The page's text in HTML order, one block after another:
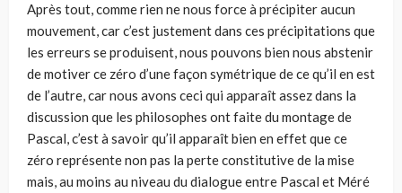
Après tout, comme rien ne nous force à précipiter aucun
mouvement, car c’est justement dans ces précipitations que
les erreurs se produisent, nous pouvons bien nous abstenir
de motiver ce zéro d’une façon symétrique de ce qu’il en est
de l’autre, car nous avons ceci qui apparaît assez dans la
discussion que les philosophes ont faite du montage de
Pascal, c’est à savoir qu’il apparaît bien en effet que ce
zéro représente non pas la perte constitutive de la mise
mais, au moins au niveau du dialogue entre Pascal et Méré